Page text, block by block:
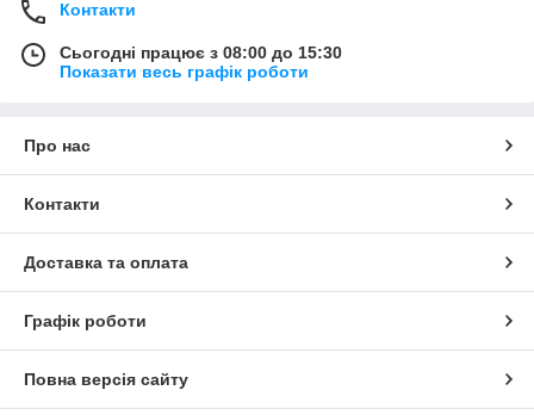
Контакти
Сьогодні працює з 08:00 до 15:30
Показати весь графік роботи
Про нас
Контакти
Доставка та оплата
Графік роботи
Повна версія сайту